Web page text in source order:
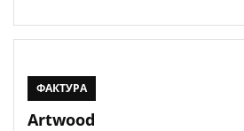
ФАКТУРА
Artwood